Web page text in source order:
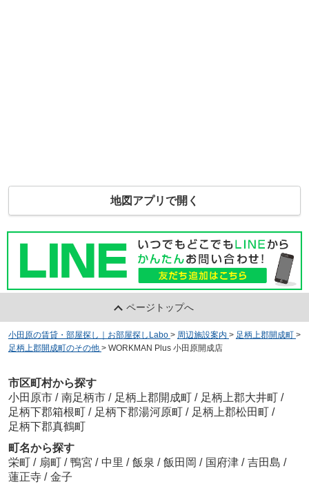
地図アプリで開く
ページトップへ
小田原の賃貸・部屋探し｜お部屋探しLabo > 周辺施設案内 > 足柄上郡開成町 >
足柄上郡開成町のその他 > WORKMAN Plus 小田原開成店
市区町村から探す
小田原市 / 南足柄市 / 足柄上郡開成町 / 足柄上郡大井町 /
足柄下郡箱根町 / 足柄下郡湯河原町 / 足柄上郡松田町 /
足柄下郡真鶴町
町名から探す
栄町 / 扇町 / 鴨宮 / 中里 / 飯泉 / 飯田岡 / 国府津 / 吉田島 /
蓮正寺 / 金子